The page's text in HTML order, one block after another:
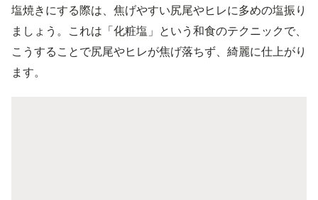
塩焼きにする際は、焦げやすい尻尾やヒレに多めの塩振り
ましょう。これは「化粧塩」という和食のテクニックで、
こうすることで尻尾やヒレが焦げ落ちず、綺麗に仕上がり
ます。